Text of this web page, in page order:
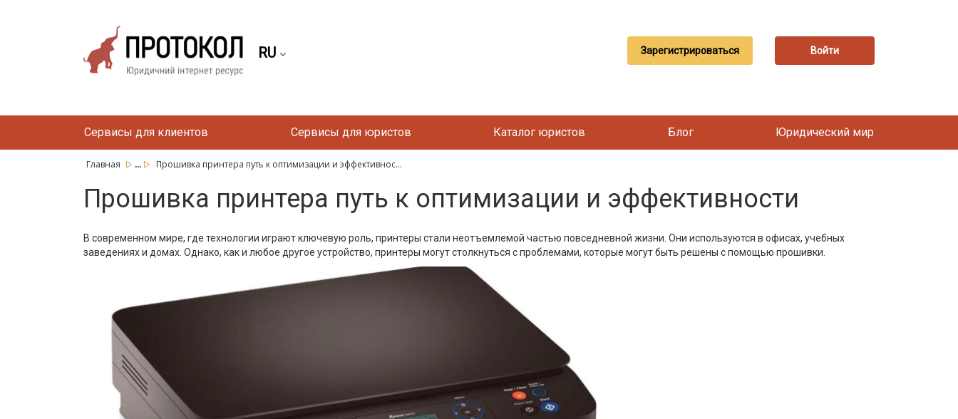
RU Зарегистрироваться Войти
Сервисы для клиентов Сервисы для юристов Каталог юристов Блог Юридический мир
Главная ... Прошивка принтера путь к оптимизации и эффективнос...
Прошивка принтера путь к оптимизации и эффективности
В современном мире, где технологии играют ключевую роль, принтеры стали неотъемлемой частью повседневной жизни. Они используются в офисах, учебных
заведениях и домах. Однако, как и любое другое устройство, принтеры могут столкнуться с проблемами, которые могут быть решены с помощью прошивки.